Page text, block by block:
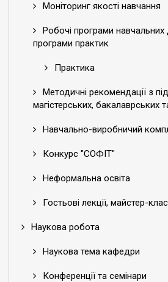
Моніторинг якості навчання
Робочі програми навчальних
програми практик
Практика
Методичні рекомендації з
магістерських, бакалаврських
Навчально-виробничий
Конкурс "СОФІТ"
Неформальна освіта
Гостьові лекції, майстер-
Наукова робота
Наукова тема кафедри
Конференції та семінари